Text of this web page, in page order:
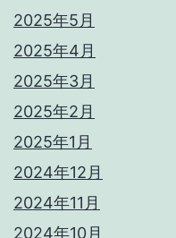
2025年5月
2025年4月
2025年3月
2025年2月
2025年1月
2024年12月
2024年11月
2024年10月